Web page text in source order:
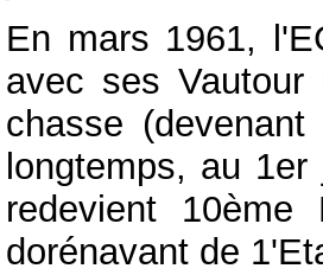
En mars 1961,
avec ses
chasse
longtemps, au
redevient
dorénavant de